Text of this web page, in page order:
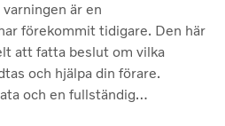
är en
förekommit tidigare. Den här
att fatta beslut om vilka
och hjälpa din förare.
och en fullständig